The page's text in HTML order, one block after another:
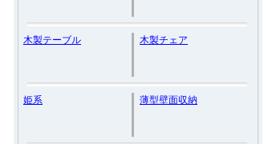
木製テーブル 木製チェア
姫系 薄型壁面収納